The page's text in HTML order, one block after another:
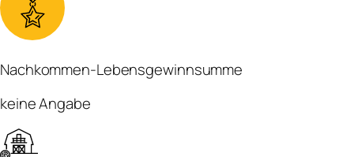
Nachkommen-Lebensgewinnsumme
keine Angabe